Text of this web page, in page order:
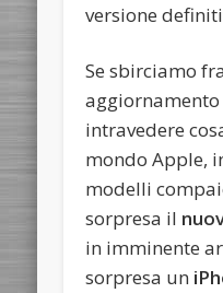
versione
Se sbirciamo
intravedere
mondo Apple,
modelli
sorpresa il
in imminente
sorpresa un